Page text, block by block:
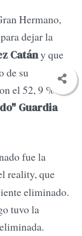
Hermano,
dejar la
Catány que
de su
el 52, 9 % de
Guardia
fue la
reality, que
eliminado.
tuvo la